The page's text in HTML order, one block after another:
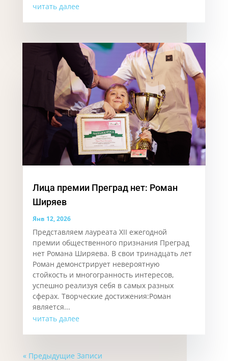
читать далее
Лица премии Преград нет: Роман
Ширяев
Янв 12, 2026
Представляем лауреата XII ежегодной
премии общественного признания Преград
нет Романа Ширяева. В свои тринадцать лет
Роман демонстрирует невероятную
стойкость и многогранность интересов,
успешно реализуя себя в самых разных
сферах. Творческие достижения:Роман
является...
читать далее
« Предыдущие Записи